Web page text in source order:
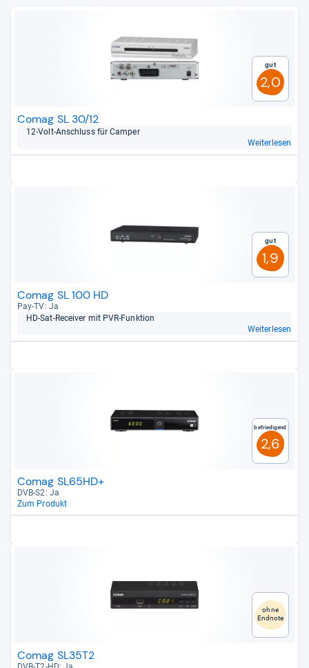
Gut
2,0
Comag SL 30/12
12-​Volt-​Anschluss für Cam­per
Weiterlesen
Gut
1,9
Comag SL 100 HD
Pay-​TV: Ja
HD-​Sat-​Recei­ver mit PVR-​Funk­tion
Weiterlesen
Befriedigend
2,6
Comag SL65HD+
DVB-​S2: Ja
Zum Produkt
ohne
Endnote
Comag SL35T2